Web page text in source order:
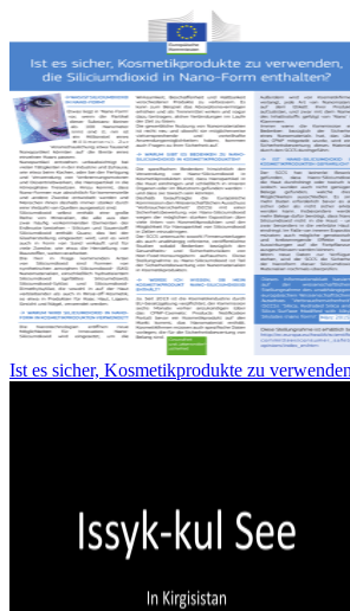
Ist es sicher, Kosmetikprodukte zu